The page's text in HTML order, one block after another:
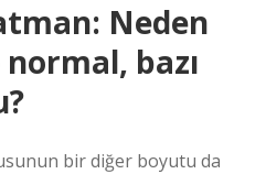
Neden
bazı
bir diğer boyutu da